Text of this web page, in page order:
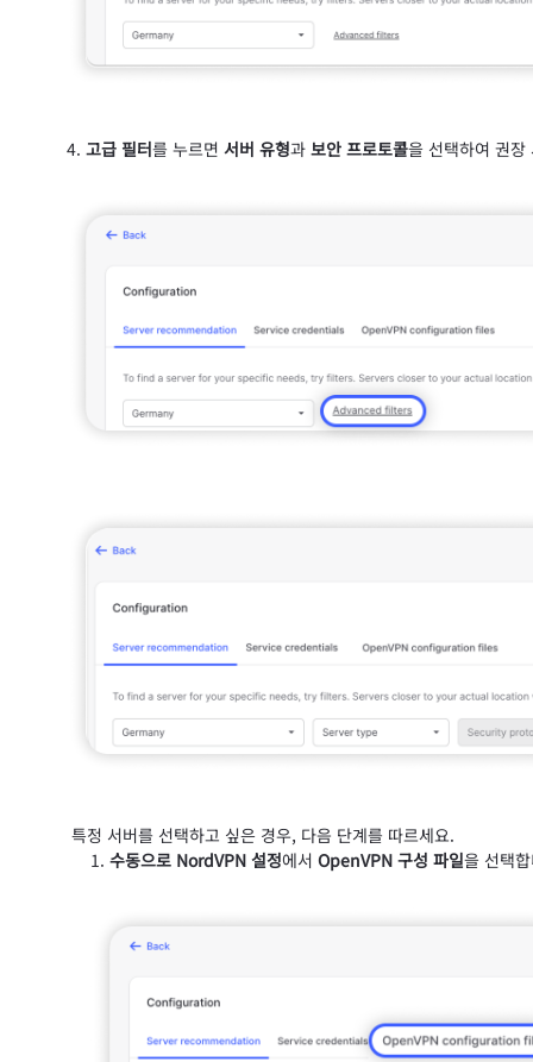
고급 필터를 누르면 서버 유형과 보안 프로토콜을 선택하여 권장
특정 서버를 선택하고 싶은 경우, 다음 단계를 따르세요.
수동으로 NordVPN 설정에서 OpenVPN 구성 파일을 선택